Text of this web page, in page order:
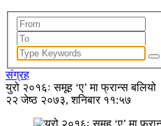
संग्रह
युरो २०१६ः समूह ‘ए’ मा फ्रान्स बलियो
२२ जेष्ठ २०७३, शनिबार ११:५७